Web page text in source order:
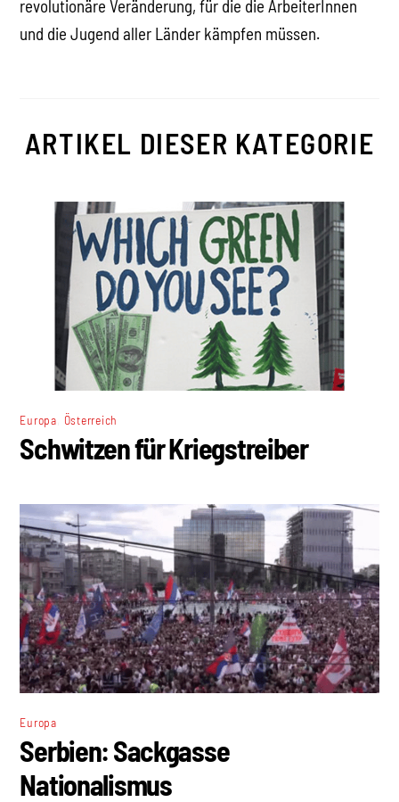
revolutionäre Veränderung, für die die ArbeiterInnen
und die Jugend aller Länder kämpfen müssen.
ARTIKEL DIESER KATEGORIE
Europa Österreich
Schwitzen für Kriegstreiber
Europa
Serbien: Sackgasse
Nationalismus